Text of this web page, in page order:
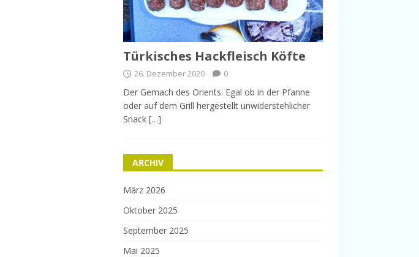
Türkisches Hackfleisch Köfte
26. Dezember 2020 0
Der Gemach des Orients. Egal ob in der Pfanne
oder auf dem Grill hergestellt unwiderstehlicher
Snack […]
ARCHIV
März 2026
Oktober 2025
September 2025
Mai 2025